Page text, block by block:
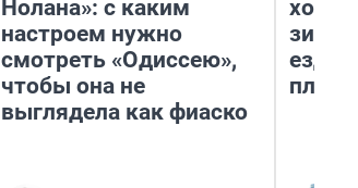
Нолана»: с каким
настроем нужно
смотреть «Одиссею»,
чтобы она не
выглядела как фиаско
ездит